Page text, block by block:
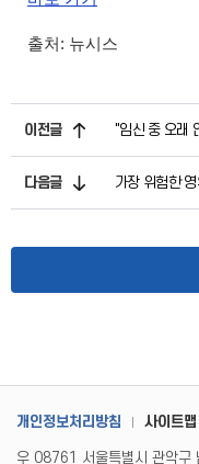
출처: 뉴시스
이전글
다음글
개인정보처리방침 사이트맵
우 08761 서울특별시 관악구